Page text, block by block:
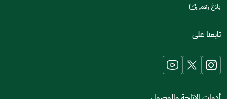
بلاغ رقمي
(opens
new
window)
تابعنا على